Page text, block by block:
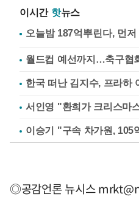
이시간 핫뉴스
월드컵 예선까지…축구협
한국 떠난 김지수, 프라하
서인영 "환희가 크리스마
이승기 "구속 차가원, 105
◎공감언론 뉴시스